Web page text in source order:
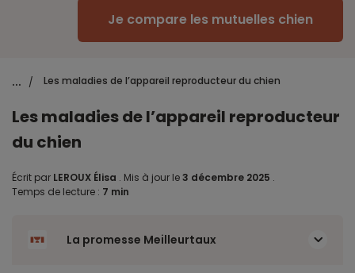
Je compare les mutuelles chien
... / Les maladies de l’appareil reproducteur du chien
Les maladies de l’appareil reproducteur
du chien
Écrit par LEROUX Élisa . Mis à jour le3 décembre 2025 .
Temps de lecture : 7 min
La promesse Meilleurtaux